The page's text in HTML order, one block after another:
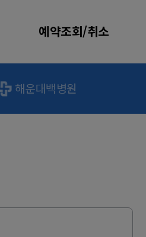
예약조회/취소
해운대백병원